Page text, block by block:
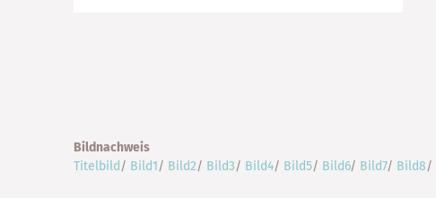
Bildnachweis
Titelbild / Bild1/ Bild2/ Bild3/ Bild4/ Bild5/ Bild6/ Bild7/ Bild8/